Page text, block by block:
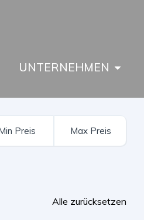
UNTERNEHMEN
Alle zurücksetzen